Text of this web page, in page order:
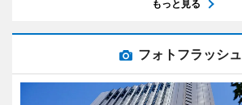
もっと見る
フォトフラッシュ